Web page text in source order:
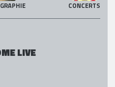
CONCERTS
LIVE